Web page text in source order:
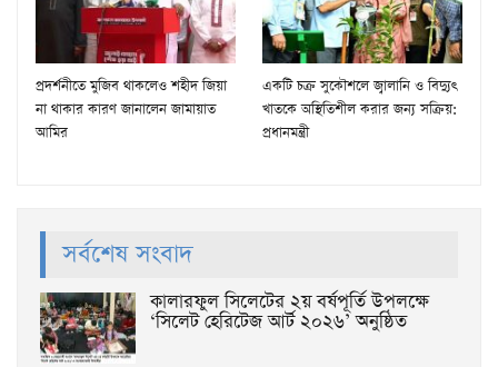
প্রদর্শনীতে মুজিব থাকলেও শহীদ জিয়া
না থাকার কারণ জানালেন জামায়াত
আমির
একটি চক্র সুকৌশলে জ্বালানি ও বিদ্যুৎ
খাতকে অস্থিতিশীল করার জন্য সক্রিয়:
প্রধানমন্ত্রী
সর্বশেষ সংবাদ
কালারফুল সিলেটের ২য় বর্ষপূর্তি উপলক্ষে
‘সিলেট হেরিটেজ আর্ট ২০২৬’ অনুষ্ঠিত